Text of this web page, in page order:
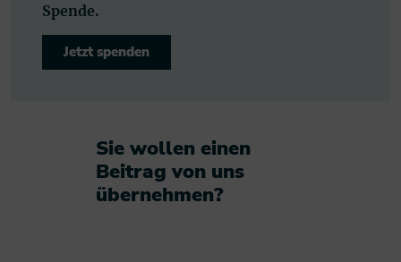
Spende.
Jetzt spenden
Sie wollen einen
Beitrag von uns
übernehmen?​